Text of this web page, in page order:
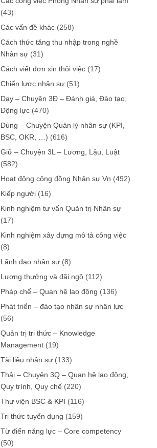
(43)
Các vấn đề khác (258)
Cách thức tăng thu nhập trong nghề
Nhân sự (31)
Cách viết đơn xin thôi việc (17)
Chiến lược nhân sự (51)
Dạy – Chuyện 3Đ – Đánh giá, Đào tạo,
Động lực (470)
Dùng – Chuyện Quản lý nhân sự (KPI,
BSC, OKR, …) (616)
Giữ – Chuyện 3L – Lương, Lậu, Luật
(582)
Hoạt động cộng đồng Nhân sự Vn (492)
Kiếp người (16)
Kinh nghiệm tư vấn Quản trị Nhân sự
(17)
Kinh nghiệm xây dựng mô tả công việc
(8)
Lãnh đạo nhân sự (8)
Lương thưởng và đãi ngộ (112)
Pháp chế – Quan hệ lao động (136)
Phát triển – đào tạo nhân sự nhân lực
(56)
Quản trị tri thức – Knowledge
Management (19)
Tài liệu nhân sự (133)
Thải – Chuyện 3Q – Quan hệ lao động,
Quy trình, Quy chế (220)
Thư viện BSC & KPI (116)
Tri thức tuyển dụng (159)
Từ điển năng lực – Core competency
(50)